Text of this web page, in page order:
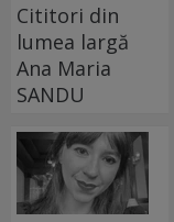
Cititori din
lumea largă
Ana Maria
SANDU